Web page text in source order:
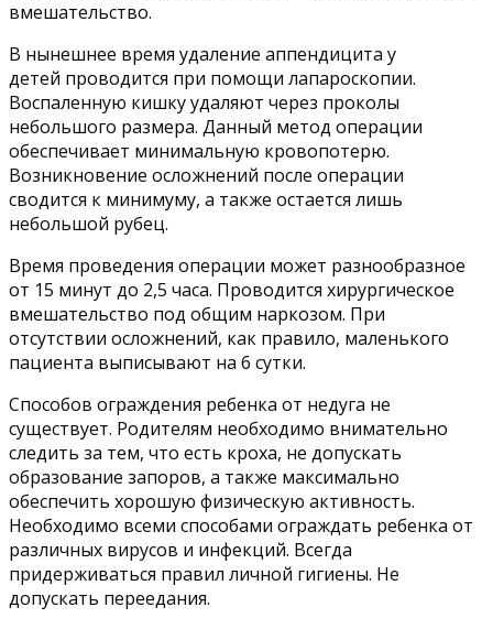
вмешательство.
В нынешнее время удаление аппендицита у
детей проводится при помощи лапароскопии.
Воспаленную кишку удаляют через проколы
небольшого размера. Данный метод операции
обеспечивает минимальную кровопотерю.
Возникновение осложнений после операции
сводится к минимуму, а также остается лишь
небольшой рубец.
Время проведения операции может разнообразное
от 15 минут до 2,5 часа. Проводится хирургическое
вмешательство под общим наркозом. При
отсутствии осложнений, как правило, маленького
пациента выписывают на 6 сутки.
Способов ограждения ребенка от недуга не
существует. Родителям необходимо внимательно
следить за тем, что есть кроха, не допускать
образование запоров, а также максимально
обеспечить хорошую физическую активность.
Необходимо всеми способами ограждать ребенка от
различных вирусов и инфекций. Всегда
придерживаться правил личной гигиены. Не
допускать переедания.